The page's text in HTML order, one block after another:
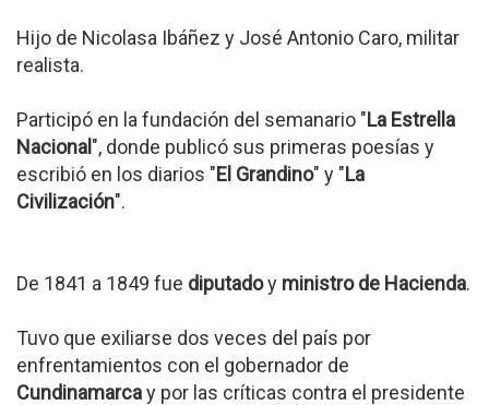
Hijo de Nicolasa Ibáñez y José Antonio Caro, militar
realista.
Participó en la fundación del semanario "La Estrella
Nacional ", donde publicó sus primeras poesías y
escribió en los diarios "El Grandino" y "La
Civilización".
De 1841 a 1849 fue diputadoy ministro de Hacienda.
Tuvo que exiliarse dos veces del país por
enfrentamientos con el gobernador de
Cundinamarcay por las críticas contra el presidente